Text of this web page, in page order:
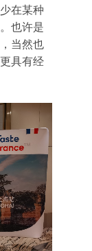
在某种
也许是
当然也
具有经